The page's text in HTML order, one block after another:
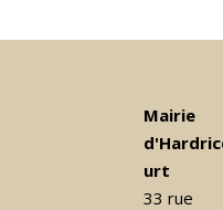
Mairie
urt
33 rue